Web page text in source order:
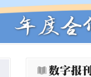
 数字报刊